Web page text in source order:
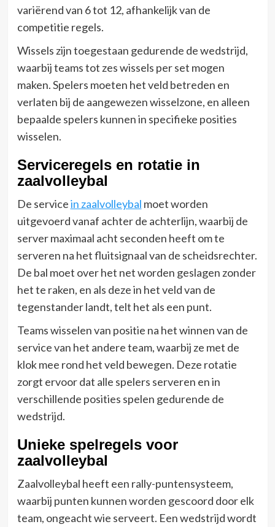
variërend van 6 tot 12, afhankelijk van de
competitie regels.
Wissels zijn toegestaan gedurende de wedstrijd,
waarbij teams tot zes wissels per set mogen
maken. Spelers moeten het veld betreden en
verlaten bij de aangewezen wisselzone, en alleen
bepaalde spelers kunnen in specifieke posities
wisselen.
Serviceregels en rotatie in
zaalvolleybal
De servicein zaalvolleybal moet worden
uitgevoerd vanaf achter de achterlijn, waarbij de
server maximaal acht seconden heeft om te
serveren na het fluitsignaal van de scheidsrechter.
De bal moet over het net worden geslagen zonder
het te raken, en als deze in het veld van de
tegenstander landt, telt het als een punt.
Teams wisselen van positie na het winnen van de
service van het andere team, waarbij ze met de
klok mee rond het veld bewegen. Deze rotatie
zorgt ervoor dat alle spelers serveren en in
verschillende posities spelen gedurende de
wedstrijd.
Unieke spelregels voor
zaalvolleybal
Zaalvolleybal heeft een rally-puntensysteem,
waarbij punten kunnen worden gescoord door elk
team, ongeacht wie serveert. Een wedstrijd wordt